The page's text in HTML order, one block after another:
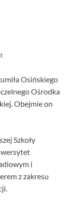
Osińskiego
Ośrodka
Obejmie on
Szkoły
i
z zakresu